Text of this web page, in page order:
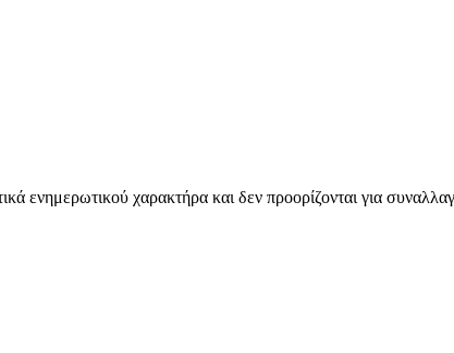
ενημερωτικού χαρακτήρα και δεν προορίζονται για